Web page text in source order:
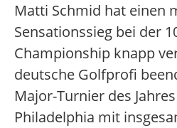
Matti Schmid hat einen
Sensationssieg bei der
Championship knapp
deutsche Golfprofi
Major-Turnier des
Philadelphia mit